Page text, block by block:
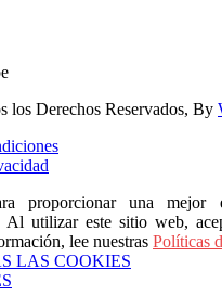
los Derechos Reservados, By
proporcionar una mejor
Al utilizar este sitio web,
lee nuestras Políticas
LAS COOKIES